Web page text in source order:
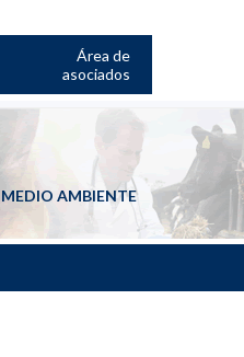
Área de
asociados
MEDIO AMBIENTE